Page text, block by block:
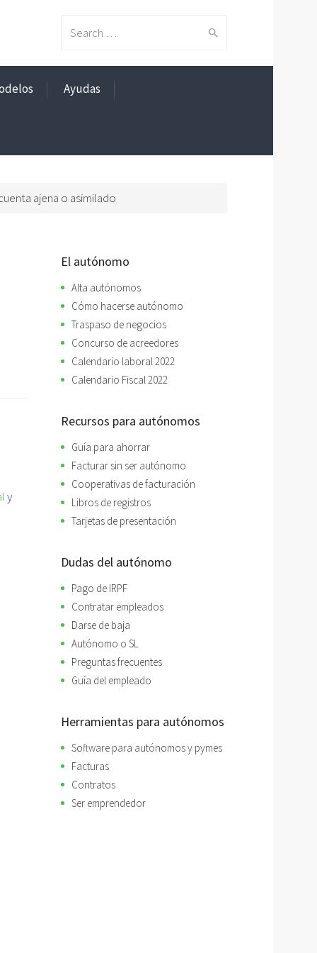
for:
Ayudas
ajena o asimilado
y
El autónomo
Alta autónomos
Cómo hacerse autónomo
Traspaso de negocios
Concurso de acreedores
Calendario laboral 2022
Calendario Fiscal 2022
Recursos para autónomos
Guía para ahorrar
Facturar sin ser autónomo
Cooperativas de facturación
Libros de registros
Tarjetas de presentación
Dudas del autónomo
Pago de IRPF
Contratar empleados
Darse de baja
Autónomo o SL
Preguntas frecuentes
Guía del empleado
Herramientas para autónomos
Software para autónomos y pymes
Facturas
Contratos
Ser emprendedor